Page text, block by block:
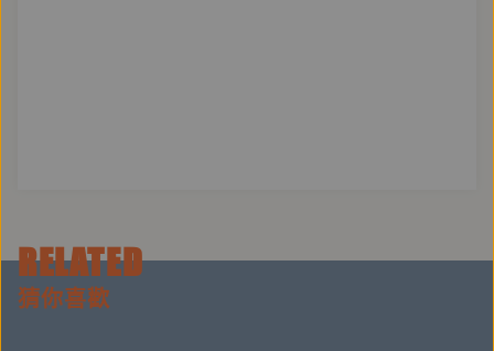
店，甚或延伸搭乘糖鐵、地方支線，飽覽各城鎮風光。
每至一處，街道攤販、駄菓子舖、𥴊仔店、喫茶店，或
RELATED
猜你喜歡